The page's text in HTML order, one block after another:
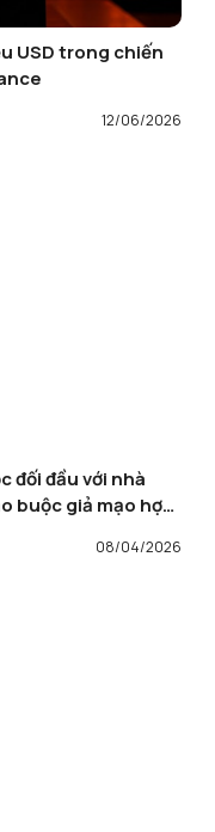
USD trong chiến
12/06/2026
đối đầu với nhà
buộc giả mạo hợp
08/04/2026